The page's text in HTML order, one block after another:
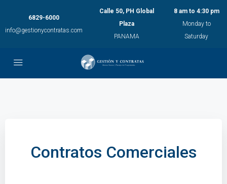
6829-6000
info@gestionycontratas.com
Calle 50, PH Global
Plaza
PANAMA
8 am to 4:30 pm
Monday to
Saturday
Contratos Comerciales